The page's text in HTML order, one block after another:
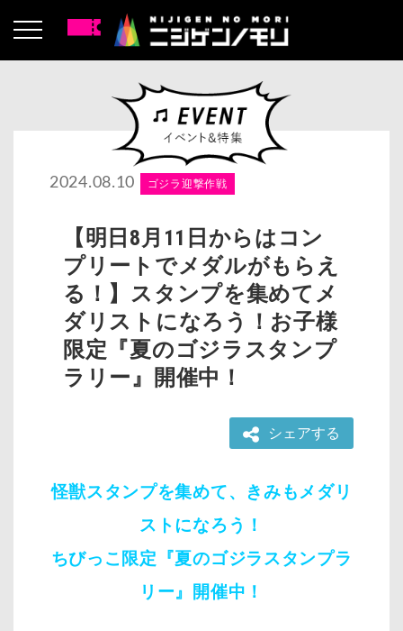
2024.08.10 ゴジラ迎撃作戦
【明日8月11日からはコン
プリートでメダルがもらえ
る！】スタンプを集めてメ
ダリストになろう！お子様
限定『夏のゴジラスタンプ
ラリー』開催中！
シェアする
怪獣スタンプを集めて、きみもメダリ
ストになろう！
ちびっこ限定『夏のゴジラスタンプラ
リー』開催中！